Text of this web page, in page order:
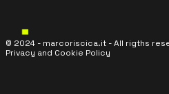
© 2024 - marcoriscica.it - All rigths
Privacy and Cookie Policy